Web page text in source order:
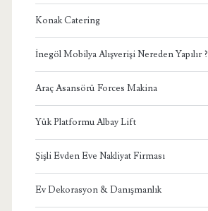
Konak Catering
İnegöl Mobilya Alışverişi Nereden Yapılır ?
Araç Asansörü Forces Makina
Yük Platformu Albay Lift
Şişli Evden Eve Nakliyat Firması
Ev Dekorasyon & Danışmanlık